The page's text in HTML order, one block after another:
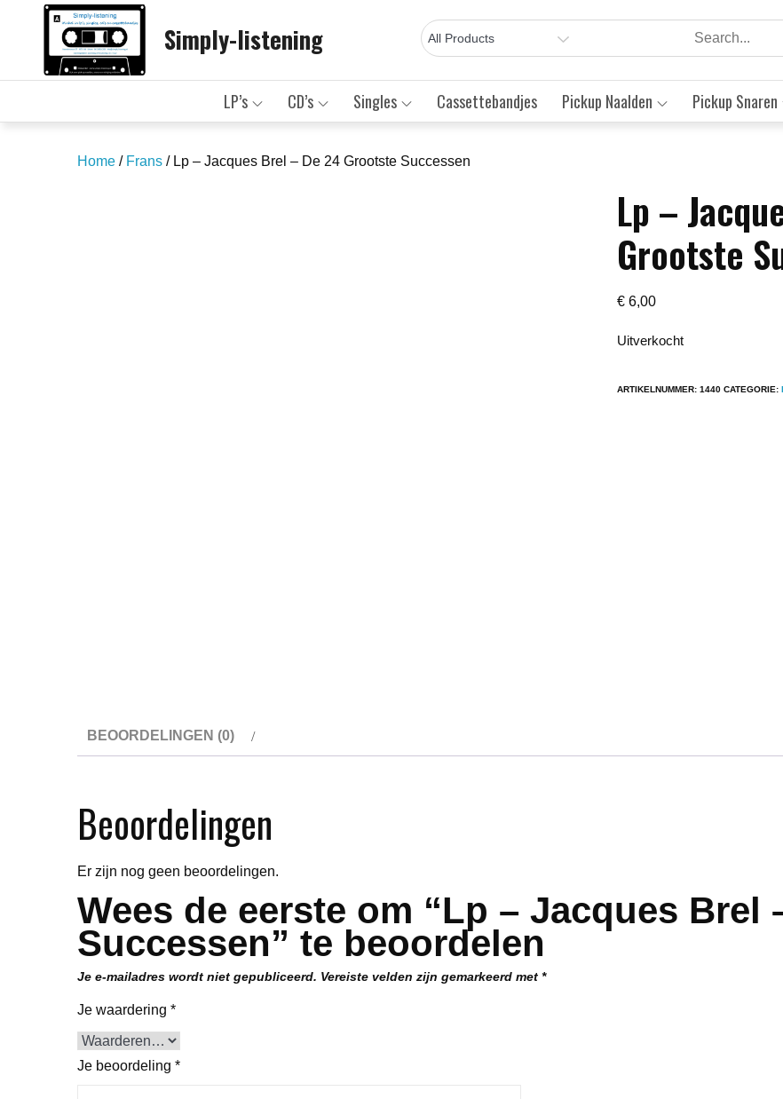
Simply-listening
LP’s CD’s Singles Cassettebandjes Pickup Naalden Pickup Snaren
Home / Frans / Lp – Jacques Brel – De 24 Grootste Successen
Lp –
Grootste
€ 6,00
Uitverkocht
ARTIKELNUMMER:1440 CATEGORIE:
BEOORDELINGEN (0)
Beoordelingen
Er zijn nog geen beoordelingen.
Wees de eerste om “Lp – Jacques Brel
Successen” te beoordelen
Je e-mailadres wordt niet gepubliceerd. Vereiste velden zijn gemarkeerd met *
Je waardering *
Je beoordeling *